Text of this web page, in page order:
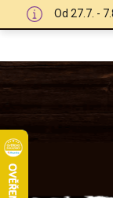
Od 27.7. -